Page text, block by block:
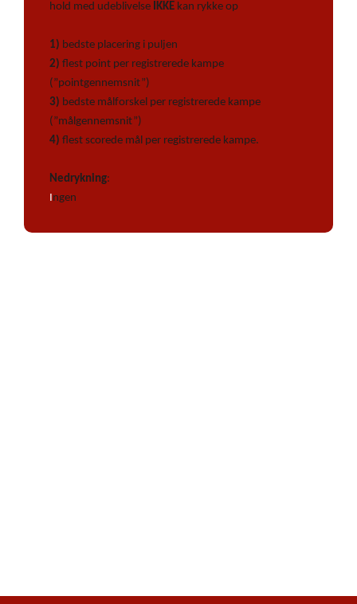
hold med udeblivelse IKKE kan rykke op
1) bedste placering i puljen
2) flest point per registrerede kampe
(”pointgennemsnit”)
3) bedste målforskel per registrerede kampe
(”målgennemsnit”)
4) flest scorede mål per registrerede kampe.
Nedrykning:
Ingen